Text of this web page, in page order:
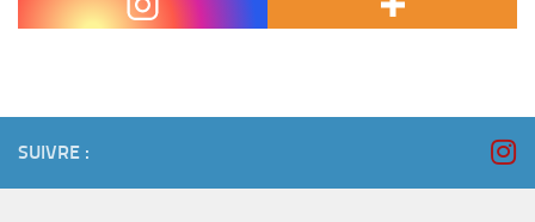
nationale de radiodiffusion et de télévision (SNRT) qui...
SUIVRE :